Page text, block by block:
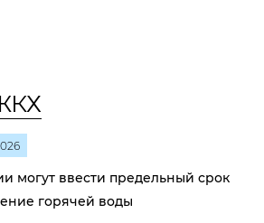
могут ввести предельный срок
горячей воды